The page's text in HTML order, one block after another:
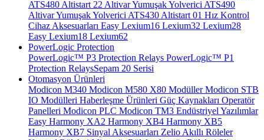
ATS480 Altistart 22 Altivar Yumuşak Yolverici ATS490
Altivar Yumuşak Yolverici ATS430 Altistart 01 Hız Kontrol
Cihaz Aksesuarları Easy Lexium16 Lexium32 Lexium28
Easy Lexium18 Lexium62
PowerLogic Protection
PowerLogic™ P3 Protection Relays PowerLogic™ P1
Protection Relays​Sepam 20 Serisi
Otomasyon Ürünleri
Modicon M340 Modicon M580 X80 ModüllerModicon STB
IO Modülleri Haberleşme Ürünleri Güç Kaynakları Operatör
Panelleri Modicon PLC Modicon TM3 Endüstriyel Yazılımlar
Easy Harmony XA2 Harmony XB4 Harmony XB5
Harmony XB7 Sinyal Aksesuarları Zelio Akıllı Röleler